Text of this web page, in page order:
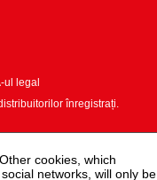
ul legal
înregistrați.
cookies, which
networks, will only be